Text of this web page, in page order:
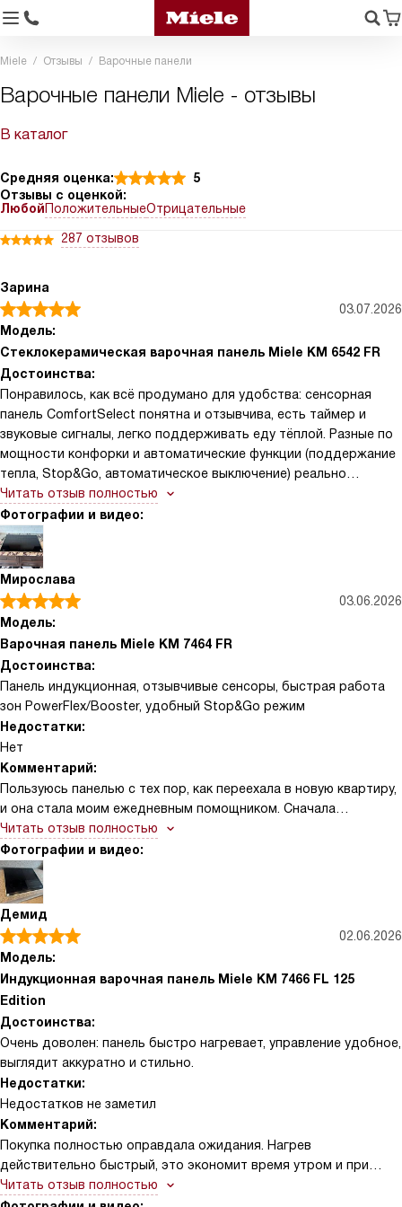
Miele Отзывы Варочные панели
Варочные панели Miele - отзывы
В каталог
Средняя оценка:
5
Отзывы с оценкой:
ЛюбойПоложительныеОтрицательные
287 отзывов
Зарина
03.07.2026
Модель:
Стеклокерамическая варочная панель Miele KM 6542 FR
Достоинства:
Понравилось, как всё продумано для удобства: сенсорная
панель ComfortSelect понятна и отзывчива, есть таймер и
звуковые сигналы, легко поддерживать еду тёплой. Разные по
мощности конфорки и автоматические функции (поддержание
тепла, Stop&Go, автоматическое выключение) реально
выручают в суете. Черная стеклокерамика с рамкой из
нержавейки смотрится аккуратно и чистится без проблем —
скребок в комплекте пригодился.
Читать отзыв полностью
Фотографии и видео:
Мирослава
03.06.2026
Модель:
Варочная панель Miele KM 7464 FR
Достоинства:
Панель индукционная, отзывчивые сенсоры, быстрая работа
зон PowerFlex/Booster, удобный Stop&Go режим
Недостатки:
Нет
Комментарий:
Пользуюсь панелью с тех пор, как переехала в новую квартиру,
и она стала моим ежедневным помощником. Сначала
удивилась, насколько мгновенно греются конфорки — чайник
закипает почти без ожидания, а большая сковорода для
семейных ужинов равномерно прогревается благодаря зоне
PowerFlex. Это реально экономит время утром, когда собираю
детей в школу и нужно и завтрак сделать, и обед подготовить.
Управление сенсорное и понятное. Мне нравится, что можно
быстро выбрать ступень мощности и переключиться на
Stop&Go, если надо на минуту отойти — всё переходит в
сохранённый режим, а потом продолжает с теми же
настройками
Читать отзыв полностью
Фотографии и видео:
Демид
02.06.2026
Модель:
Индукционная варочная панель Miele KM 7466 FL 125
Edition
Достоинства:
Очень доволен: панель быстро нагревает, управление удобное,
выглядит аккуратно и стильно.
Недостатки:
Недостатков не заметил
Комментарий:
Покупка полностью оправдала ожидания. Нагрев
действительно быстрый, это экономит время утром и при
скором ужине. Сенсорные элементы ComfortSelect отзывчивы:
Читать отзыв полностью